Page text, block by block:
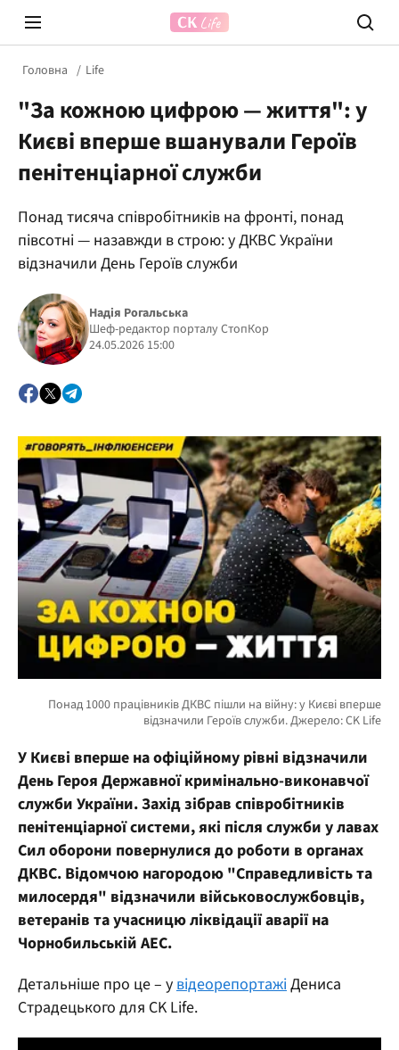
Prosecco Time
Головна Life
"За кожною цифрою — життя": у
Києві вперше вшанували Героїв
пенітенціарної служби
Понад тисяча співробітників на фронті, понад
півсотні — назавжди в строю: у ДКВС України
відзначили День Героїв служби
Надія Рогальська
Шеф-редактор порталу СтопКор
24.05.2026 15:00
У Києві вперше на офіційному рівні відзначили
День Героя Державної кримінально-виконавчої
служби України. Захід зібрав співробітників
пенітенціарної системи, які після служби у лавах
Сил оборони повернулися до роботи в органах
ДКВС. Відомчою нагородою "Справедливість та
милосердя" відзначили військовослужбовців,
ветеранів та учасницю ліквідації аварії на
Чорнобильській АЕС.
Детальніше про це – у відеорепортажіДениса
Страдецького для CK Life.